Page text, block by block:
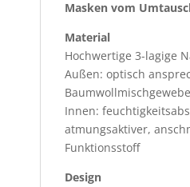
Masken vom
Material
Hochwertige 3-lagige
Außen: optisch
Baumwollmischgewebe
Innen:
atmungsaktiver,
Funktionsstoff
Design